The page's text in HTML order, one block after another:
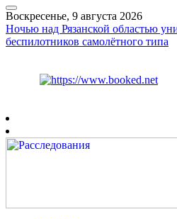
Воскресенье, 9 августа 2026
Ночью над Рязанской областью
беспилотников самолётного типа